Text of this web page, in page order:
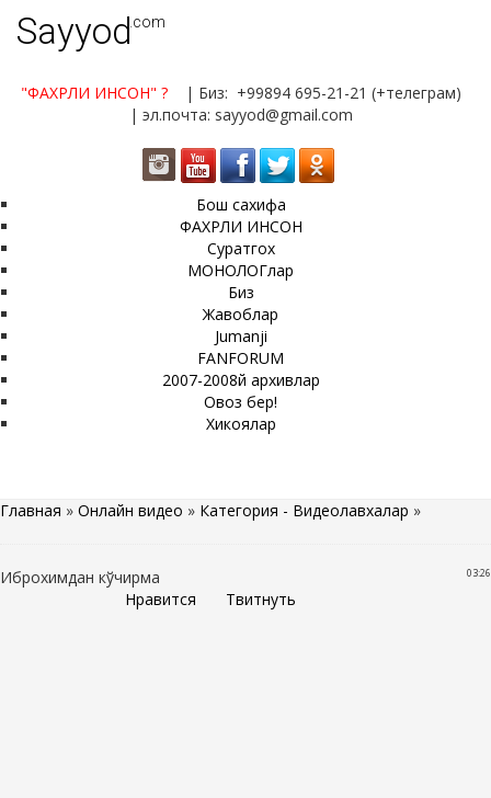
Sayyod.com
"ФАХРЛИ ИНСОН" ?
| Биз: +99894 695-21-21 (+телеграм)
| эл.почта: sayyod@gmail.com
Бош сахифа
ФАХРЛИ ИНСОН
Суратгох
МОНОЛОГлар
Биз
Жавоблар
Jumanji
FANFORUM
2007-2008й архивлар
Овоз бер!
Хикоялар
Главная » Онлайн видео » Категория - Видеолавхалар »
03:26
Иброхимдан кўчирма
Нравится
Твитнуть